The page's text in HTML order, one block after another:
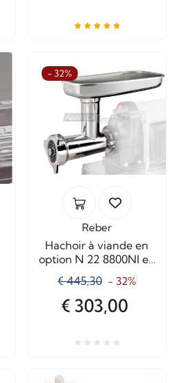
- 32%
Reber
Hachoir à viande en
option N 22 8800NI en
€ 445,30 - 32%
€ 303,00